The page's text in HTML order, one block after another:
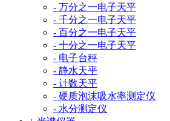
- 万分之一电子天平
- 千分之一电子天平
- 百分之一电子天平
- 十分之一电子天平
- 电子台秤
- 静水天平
- 计数天平
- 硬质泡沫吸水率测定仪
- 水分测定仪